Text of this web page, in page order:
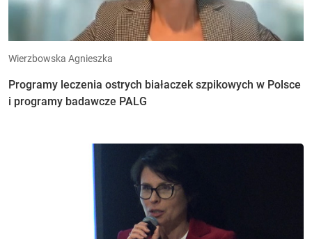
Wierzbowska Agnieszka
Programy leczenia ostrych białaczek szpikowych w Polsce
i programy badawcze PALG